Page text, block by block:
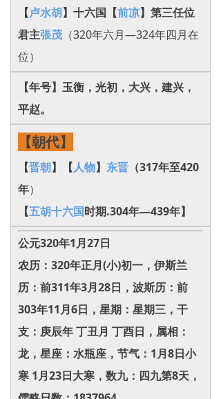
【卢水胡】十六国【前凉】第三任位
君主張茂 （320年六月—324年四月在
位）
【年号】 玉衡，光初，大兴，建兴，
平赵。
【朝代】
【晋朝】【人物】 东晋 （317年至420
年）
【五胡十六国时期.304年—439年】
公元320年1月27日
农历：320年正月(小)初一，伊斯兰
历：前311年3月28日，波斯历：前
303年11月6日，星期：星期三，干
支：庚辰年 丁丑月 丁酉日，属相：
龙，星座：水瓶座，节气：1月8日小
寒 1月23日大寒，数九：四九第8天，